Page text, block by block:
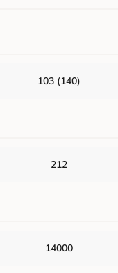
103 (140)
212
14000